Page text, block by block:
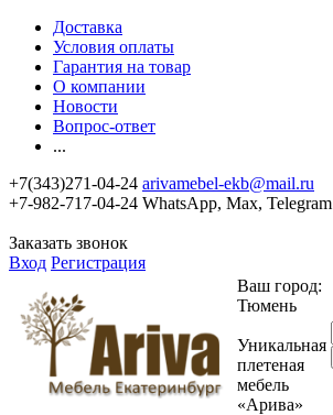
Доставка
Условия оплаты
Гарантия на товар
О компании
Новости
Вопрос-ответ
...
+7(343)271-04-24 arivamebel-ekb@mail.ru
+7-982-717-04-24 WhatsApp, Max, Telegram
Заказать звонок
Вход Регистрация
Ваш город:
Тюмень
Уникальная
плетеная
мебель
«Арива»